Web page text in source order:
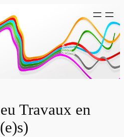
Travaux en